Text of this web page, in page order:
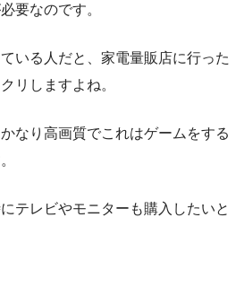
要なのです。
いる人だと、家電量販店に行った
リしますよね。
なり高画質でこれはゲームをする
テレビやモニターも購入したいと